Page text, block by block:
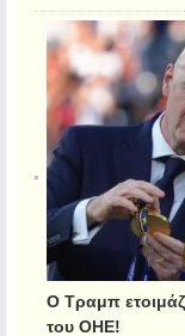
Ο Τραμπ
του ΟΗΕ!